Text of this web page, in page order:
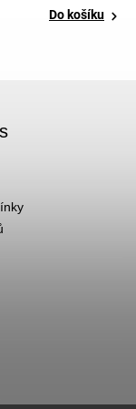
Do košíku